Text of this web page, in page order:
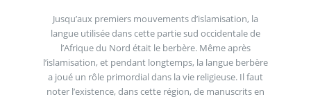
Jusqu’aux premiers mouvements d’islamisation, la
langue utilisée dans cette partie sud occidentale de
l’Afrique du Nord était le berbère. Même après
l’islamisation, et pendant longtemps, la langue berbère
a joué un rôle primordial dans la vie religieuse. Il faut
noter l’existence, dans cette région, de manuscrits en